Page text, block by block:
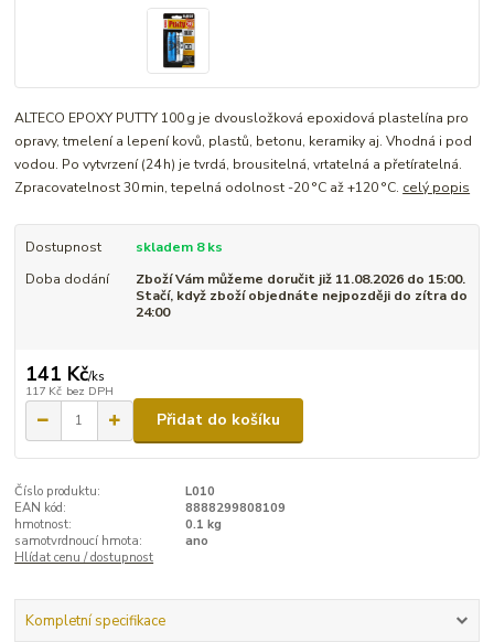
ALTECO EPOXY PUTTY 100 g je dvousložková epoxidová plastelína pro
opravy, tmelení a lepení kovů, plastů, betonu, keramiky aj. Vhodná i pod
vodou. Po vytvrzení (24 h) je tvrdá, brousitelná, vrtatelná a přetíratelná.
Zpracovatelnost 30 min, tepelná odolnost -20 °C až +120 °C. celý popis
Dostupnost
skladem 8 ks
Doba dodání
Zboží Vám můžeme doručit již 11.08.2026 do 15:00.
Stačí, když zboží objednáte nejpozději do zítra do
24:00
141 Kč/ks
117 Kč bez DPH
Přidat do košíku
Číslo produktu:
L010
EAN kód:
8888299808109
hmotnost:
0.1 kg
samotvrdnoucí hmota:
ano
Hlídat cenu / dostupnost
Kompletní specifikace